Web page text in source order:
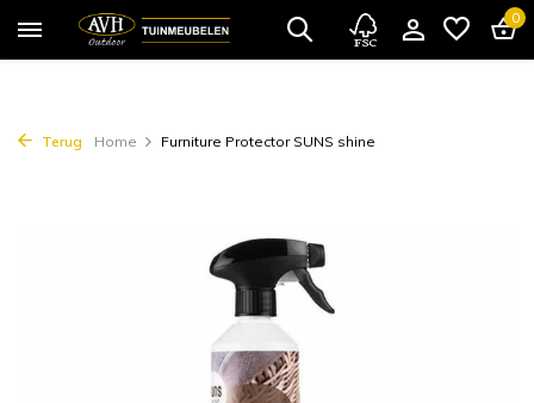
0
Terug Home Furniture Protector SUNS shine